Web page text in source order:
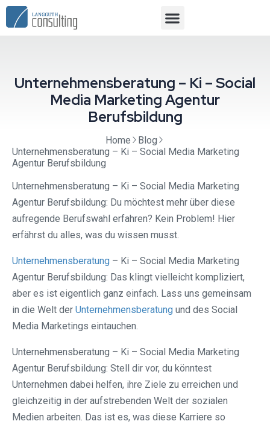
Unternehmensberatung – Ki – Social
Media Marketing Agentur
Berufsbildung
Home
Blog
Unternehmensberatung – Ki – Social Media Marketing
Agentur Berufsbildung
Unternehmensberatung – Ki – Social Media Marketing
Agentur Berufsbildung: Du möchtest mehr über diese
aufregende Berufswahl erfahren? Kein Problem! Hier
erfährst du alles, was du wissen musst.
Unternehmensberatung – Ki – Social Media Marketing
Agentur Berufsbildung: Das klingt vielleicht kompliziert,
aber es ist eigentlich ganz einfach. Lass uns gemeinsam
in die Welt der Unternehmensberatung und des Social
Media Marketings eintauchen.
Unternehmensberatung – Ki – Social Media Marketing
Agentur Berufsbildung: Stell dir vor, du könntest
Unternehmen dabei helfen, ihre Ziele zu erreichen und
gleichzeitig in der aufstrebenden Welt der sozialen
Medien arbeiten. Das ist es, was diese Karriere so